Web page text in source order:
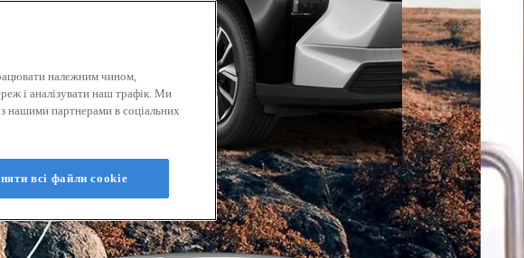
належним чином,
і аналізувати наш трафік. Ми
нашими партнерами в соціальних
всі файли сookie